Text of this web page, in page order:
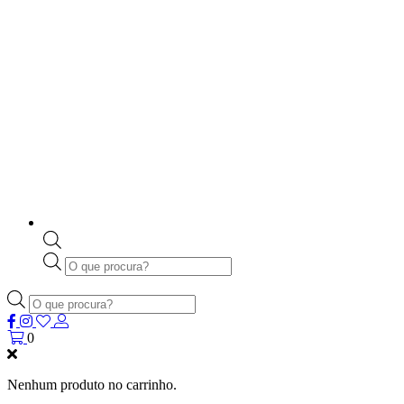
Products
search
Products
search
0
Nenhum produto no carrinho.